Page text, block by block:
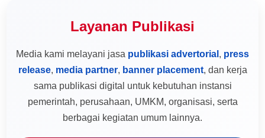
Layanan Publikasi
Media kami melayani jasa publikasi advertorial , press
release, media partner, banner placement, dan kerja
sama publikasi digital untuk kebutuhan instansi
pemerintah, perusahaan, UMKM, organisasi, serta
berbagai kegiatan umum lainnya.